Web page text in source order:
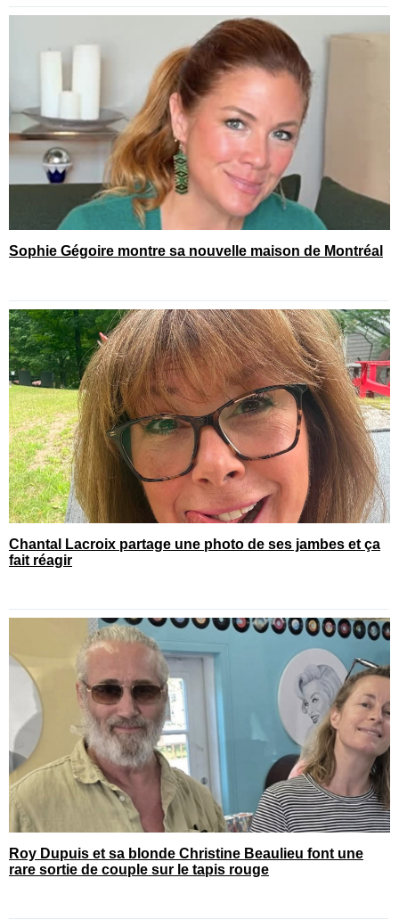
Sophie Gégoire montre sa nouvelle maison de Montréal
Chantal Lacroix partage une photo de ses jambes et ça
fait réagir
Roy Dupuis et sa blonde Christine Beaulieu font une
rare sortie de couple sur le tapis rouge